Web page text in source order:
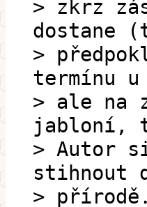
> zkrz
dostane
>
termínu
> ale na
jabloní,
> Autor
stihnout
> přírodě.